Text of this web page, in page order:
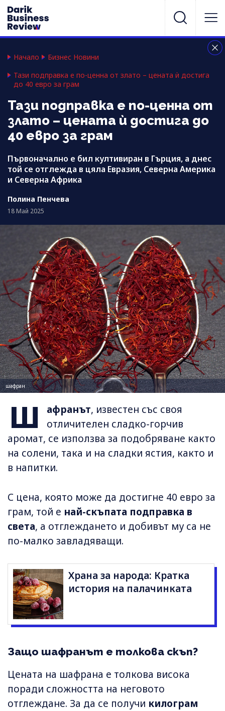
Начало
Бизнес Новини
Тази подправка е по-ценна от злато – цената ѝ достига
до 40 евро за грам
Тази подправка е по-ценна от
злато – цената ѝ достига до
40 евро за грам
Първоначално е бил култивиран в Гърция, а днес
той се отглежда в цяла Евразия, Северна Америка
и Северна Африка
Полина Пенчева
18 Май 2025
шафран
Ш афранът, известен със своя
отличителен сладко-горчив
аромат, се използва за подобряване както
на солени, така и на сладки ястия, както и
в напитки.
С цена, която може да достигне 40 евро за
грам, той е най-скъпата подправка в
света, а отглеждането и добивът му са не
по-малко завладяващи.
Храна за народа: Кратка
история на палачинката
Защо шафранът е толкова скъп?
Цената на шафрана е толкова висока
поради сложността на неговото
отглеждане. За да се получи килограм